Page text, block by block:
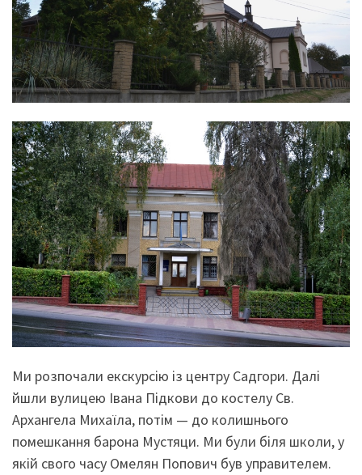
Ми розпочали екскурсію із центру Садгори. Далі
йшли вулицею Івана Підкови до костелу Св.
Архангела Михаїла, потім — до колишнього
помешкання барона Мустяци. Ми були біля школи, у
якій свого часу Омелян Попович був управителем.